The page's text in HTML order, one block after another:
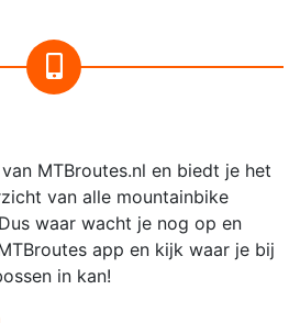
MTBroutes.nl en biedt je het
van alle mountainbike
waar wacht je nog op en
app en kijk waar je bij
in kan!